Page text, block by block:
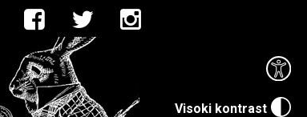
Visoki kontrast